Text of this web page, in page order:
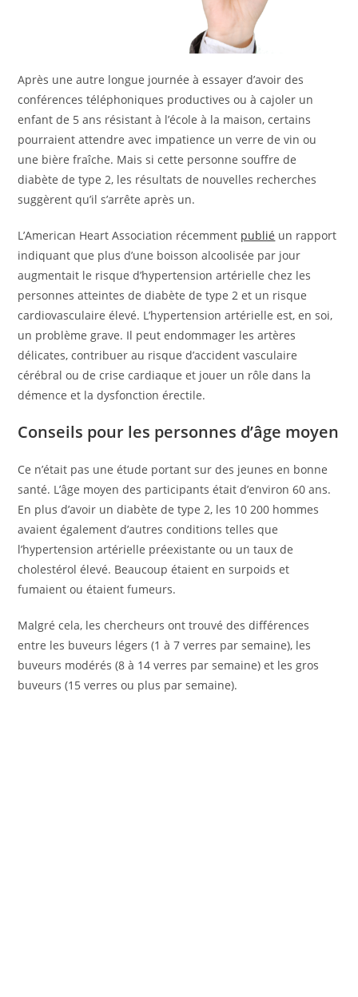
Après une autre longue journée à essayer d’avoir des
conférences téléphoniques productives ou à cajoler un
enfant de 5 ans résistant à l’école à la maison, certains
pourraient attendre avec impatience un verre de vin ou
une bière fraîche. Mais si cette personne souffre de
diabète de type 2, les résultats de nouvelles recherches
suggèrent qu’il s’arrête après un.
L’American Heart Association récemment publié un rapport
indiquant que plus d’une boisson alcoolisée par jour
augmentait le risque d’hypertension artérielle chez les
personnes atteintes de diabète de type 2 et un risque
cardiovasculaire élevé. L’hypertension artérielle est, en soi,
un problème grave. Il peut endommager les artères
délicates, contribuer au risque d’accident vasculaire
cérébral ou de crise cardiaque et jouer un rôle dans la
démence et la dysfonction érectile.
Conseils pour les personnes d’âge moyen
Ce n’était pas une étude portant sur des jeunes en bonne
santé. L’âge moyen des participants était d’environ 60 ans.
En plus d’avoir un diabète de type 2, les 10 200 hommes
avaient également d’autres conditions telles que
l’hypertension artérielle préexistante ou un taux de
cholestérol élevé. Beaucoup étaient en surpoids et
fumaient ou étaient fumeurs.
Malgré cela, les chercheurs ont trouvé des différences
entre les buveurs légers (1 à 7 verres par semaine), les
buveurs modérés (8 à 14 verres par semaine) et les gros
buveurs (15 verres ou plus par semaine).